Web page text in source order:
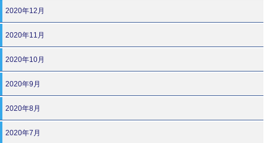
2020年12月
2020年11月
2020年10月
2020年9月
2020年8月
2020年7月